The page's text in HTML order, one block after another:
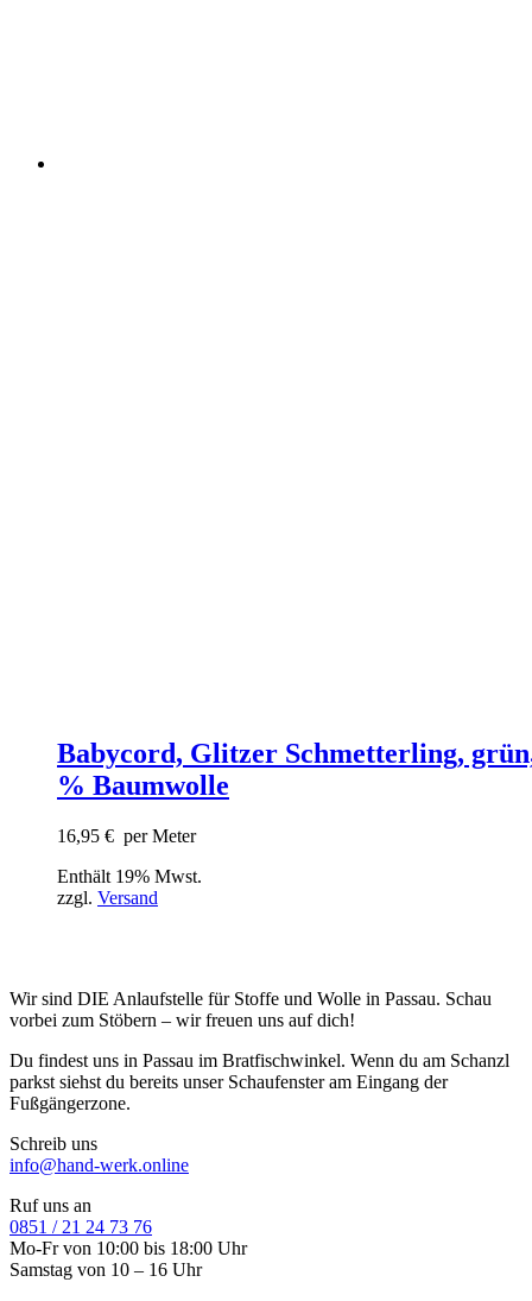
Babycord, Glitzer Schmetterling,
% Baumwolle
16,95 € per Meter
Enthält 19% Mwst.
zzgl. Versand
Wir sind DIE Anlaufstelle für Stoffe und Wolle in Passau. Schau
vorbei zum Stöbern – wir freuen uns auf dich!
Du findest uns in Passau im Bratfischwinkel. Wenn du am Schanzl
parkst siehst du bereits unser Schaufenster am Eingang der
Fußgängerzone.
Schreib uns
info@hand-werk.online
Ruf uns an
0851 / 21 24 73 76
Mo-Fr von 10:00 bis 18:00 Uhr
Samstag von 10 – 16 Uhr